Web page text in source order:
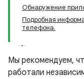
Обнаружение
Подробная
телефона.
Мы рекомендуем,
работали